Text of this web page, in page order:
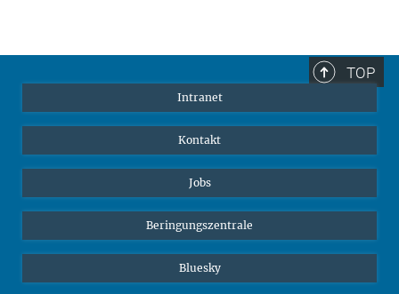
TOP
Intranet
Kontakt
Jobs
Beringungszentrale
Bluesky